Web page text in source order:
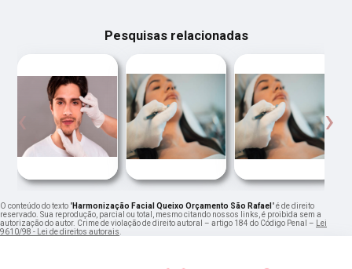
Pesquisas relacionadas
‹ ›
O conteúdo do texto "Harmonização Facial Queixo Orçamento São Rafael " é de direito
reservado. Sua reprodução, parcial ou total, mesmo citando nossos links, é proibida sem a
autorização do autor. Crime de violação de direito autoral – artigo 184 do Código Penal –
Lei
9610/98 - Lei de direitos autorais